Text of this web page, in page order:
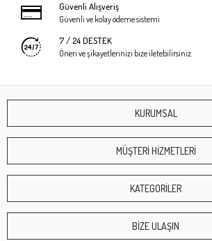
Güvenli Alışveriş
Güvenli ve kolay ödeme sistemi
7 / 24 DESTEK
Öneri ve şikayetlerinizi bize iletebilirsiniz.
KURUMSAL
MÜŞTERİ HİZMETLERİ
KATEGORİLER
BİZE ULAŞIN